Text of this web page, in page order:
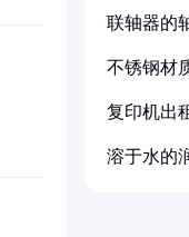
联轴器的
不锈钢材
复印机出
溶于水的